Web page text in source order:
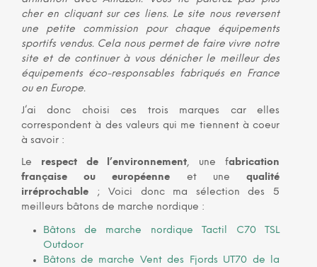
cher en cliquant sur ces liens. Le site nous reversent
une petite commission pour chaque équipements
sportifs vendus. Cela nous permet de faire vivre notre
site et de continuer à vous dénicher le meilleur des
équipements éco-responsables fabriqués en France
ou en Europe.
J’ai donc choisi ces trois marques car elles
correspondent à des valeurs qui me tiennent à coeur
à savoir :
Le respect de l’environnement, une fabrication
française ou européenne et unequalité
irréprochable ; Voici donc ma sélection des 5
meilleurs bâtons de marche nordique :
Bâtons de marche nordique Tactil C70 TSL
Outdoor
Bâtons de marche Vent des Fjords UT70 de la